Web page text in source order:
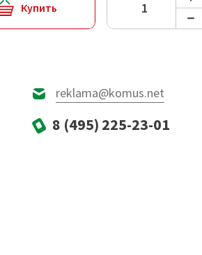
Купить
reklama@komus.net
8 (495) 225-23-01